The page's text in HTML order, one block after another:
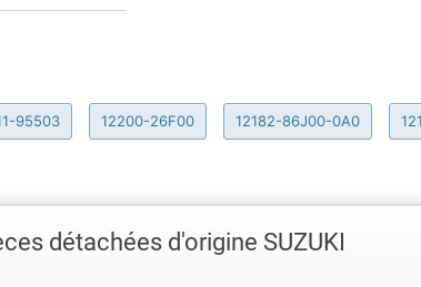
95503 12200-26F00 12182-86J00-0A0
détachées d'origine SUZUKI